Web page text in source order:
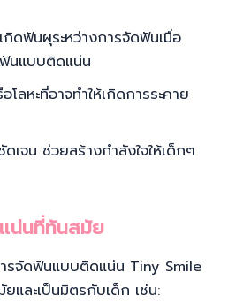
ดฟันผุระหว่างการจัดฟันเมื่อ
นแบบติดแน่น
ลหะที่อาจทำให้เกิดการระคาย
ดเจน ช่วยสร้างกำลังใจให้เด็กๆ
น่นที่ทันสมัย
จัดฟันแบบติดแน่น Tiny Smile
และเป็นมิตรกับเด็ก เช่น: